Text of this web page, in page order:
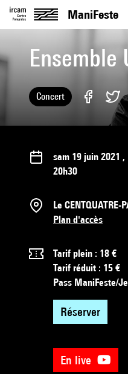
ManiFeste
Ensemble
Concert
sam 19 juin 2021 ,
20h30
Le CENTQUATRE-
Plan d'accès
Tarif plein : 18 €
Tarif réduit : 15 €
Pass ManiFeste/
Réserver
En live